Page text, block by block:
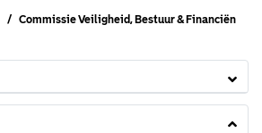
Commissie Veiligheid, Bestuur & Financiën